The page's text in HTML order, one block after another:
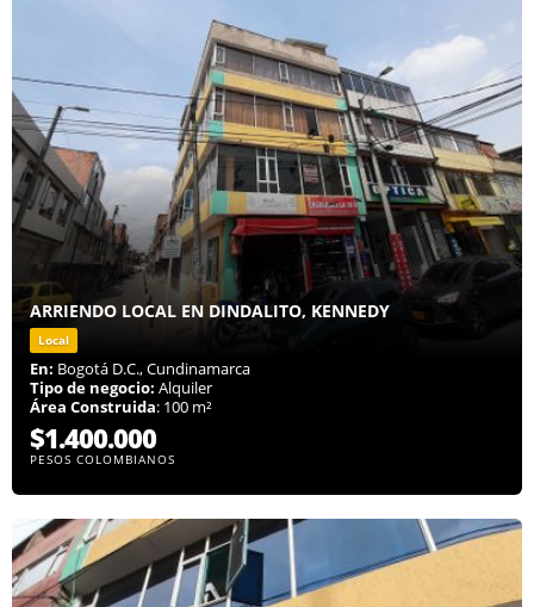
ARRIENDO LOCAL EN DINDALITO, KENNEDY
Local
En: Bogotá D.C., Cundinamarca
Tipo de negocio: Alquiler
Área Construida: 100 m²
$1.400.000
PESOS COLOMBIANOS